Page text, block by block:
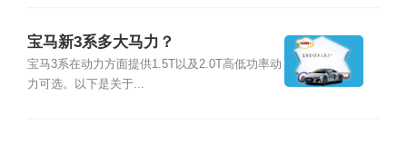
宝马新3系多大马力？
宝马3系在动力方面提供1.5T以及2.0T高低功率动
力可选。以下是关于...